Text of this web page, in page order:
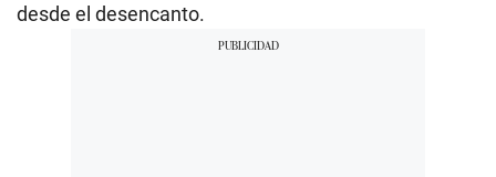
desde el desencanto.